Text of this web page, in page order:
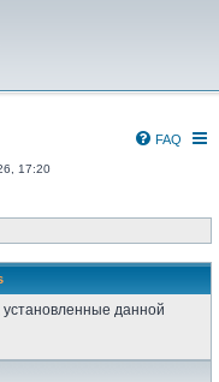
FAQ
17:20
установленные данной